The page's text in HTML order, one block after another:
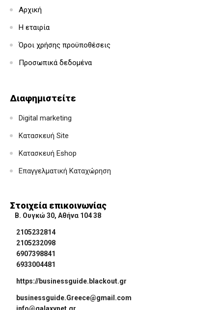
Αρχική
Η εταιρία
Όροι χρήσης προϋποθέσεις
Προσωπικά δεδομένα
Διαφημιστείτε
Digital marketing
Κατασκευή Site
Κατασκευή Eshop
Επαγγελματική Καταχώρηση
Στοιχεία επικοινωνίας
Β. Ουγκώ 30, Αθήνα 104 38
2105232814
2105232098
6907398841
6933004481
https://businessguide.blackout.gr
businessguide.Greece@gmail.com